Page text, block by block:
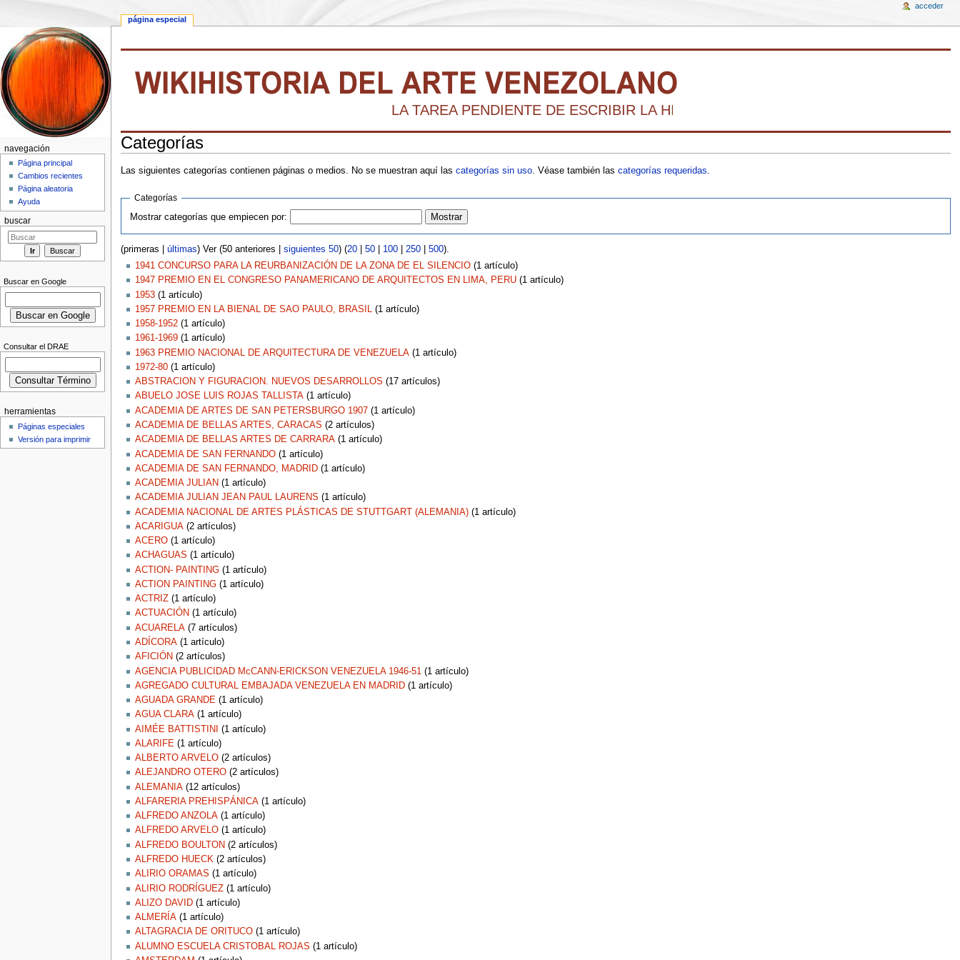
LA TAREA PENDIENTE DE ESCRIBIR LA HISTORIA DEL ARTE VENEZOLANO DE
Categorías
Las siguientes categorías contienen páginas o medios. No se muestran aquí las categorías sin uso. Véase también las categorías requeridas.
Categorías
Mostrar categorías que empiecen por:
(primeras | últimas) Ver (50 anteriores | siguientes 50) (20| 50| 100| 250| 500).
1941 CONCURSO PARA LA REURBANIZACIÓN DE LA ZONA DE EL SILENCIO‏‎ (1 artículo)
1947 PREMIO EN EL CONGRESO PANAMERICANO DE ARQUITECTOS EN LIMA, PERU‏‎ (1 artículo)
1953‏‎ (1 artículo)
1957 PREMIO EN LA BIENAL DE SAO PAULO, BRASIL‏‎ (1 artículo)
1958-1952‏‎ (1 artículo)
1961-1969‏‎ (1 artículo)
1963 PREMIO NACIONAL DE ARQUITECTURA DE VENEZUELA‏‎ (1 artículo)
1972-80‏‎ (1 artículo)
ABSTRACION Y FIGURACION. NUEVOS DESARROLLOS ‏‎ (17 artículos)
ABUELO JOSE LUIS ROJAS TALLISTA‏‎ (1 artículo)
ACADEMIA DE ARTES DE SAN PETERSBURGO 1907‏‎ (1 artículo)
ACADEMIA DE BELLAS ARTES, CARACAS ‏‎ (2 artículos)
ACADEMIA DE BELLAS ARTES DE CARRARA‏‎ (1 artículo)
ACADEMIA DE SAN FERNANDO‏‎ (1 artículo)
ACADEMIA DE SAN FERNANDO, MADRID‏‎ (1 artículo)
ACADEMIA JULIAN ‏‎ (1 artículo)
ACADEMIA JULIAN JEAN PAUL LAURENS ‏‎ (1 artículo)
ACADEMIA NACIONAL DE ARTES PLÁSTICAS DE STUTTGART (ALEMANIA)‏‎ (1 artículo)
ACARIGUA‏‎ (2 artículos)
ACERO‏‎ (1 artículo)
ACHAGUAS ‏‎ (1 artículo)
ACTION- PAINTING‏‎ (1 artículo)
ACTION PAINTING‏‎ (1 artículo)
ACTRIZ‏‎ (1 artículo)
ACTUACIÓN ‏‎ (1 artículo)
ACUARELA‏‎ (7 artículos)
ADÍCORA‏‎ (1 artículo)
AFICIÓN ‏‎ (2 artículos)
AGENCIA PUBLICIDAD McCANN-ERICKSON VENEZUELA 1946-51 ‏‎ (1 artículo)
AGREGADO CULTURAL EMBAJADA VENEZUELA EN MADRID‏‎ (1 artículo)
AGUADA GRANDE‏‎ (1 artículo)
AGUA CLARA‏‎ (1 artículo)
AIMÉE BATTISTINI
‏‎ (1 artículo)
ALARIFE‏‎ (1 artículo)
ALBERTO ARVELO‏‎ (2 artículos)
ALEJANDRO OTERO‏‎ (2 artículos)
ALEMANIA‏‎ (12 artículos)
ALFARERIA PREHISPÁNICA‏‎ (1 artículo)
ALFREDO ANZOLA‏‎ (1 artículo)
ALFREDO ARVELO‏‎ (1 artículo)
ALFREDO BOULTON ‏‎ (2 artículos)
ALFREDO HUECK‏‎ (2 artículos)
ALIRIO ORAMAS ‏‎ (1 artículo)
ALIRIO RODRÍGUEZ‏‎ (1 artículo)
ALIZO DAVID‏‎ (1 artículo)
ALMERÍA‏‎ (1 artículo)
ALTAGRACIA DE ORITUCO‏‎ (1 artículo)
ALUMNO ESCUELA CRISTOBAL ROJAS ‏‎ (1 artículo)
página especial
acceder
navegación
Página principal
Cambios recientes
Página aleatoria
Ayuda
buscar
Buscar en Google
Consultar el DRAE
herramientas
Páginas especiales
Versión para imprimir